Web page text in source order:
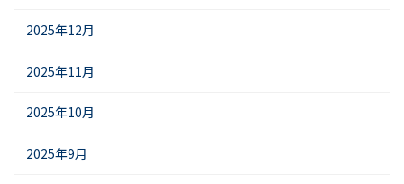
2025年12月
2025年11月
2025年10月
2025年9月